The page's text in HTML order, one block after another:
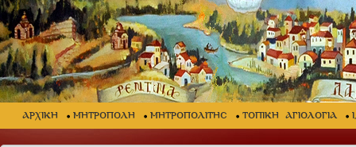
ΑΡΧΙΚΗ ΜΗΤΡΟΠΟΛΗ ΜΗΤΡΟΠΟΛΙΤΗΣ ΤΟΠΙΚΗ ΑΓΙΟΛΟΓΙΑ